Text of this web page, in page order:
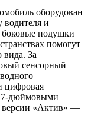
оборудован
водителя и
боковые подушки
помогут
вида. За
сенсорный
цифровая
дюймовыми
версии «Актив» —